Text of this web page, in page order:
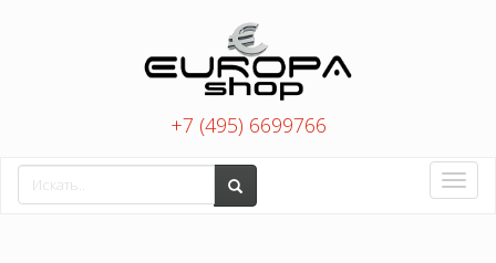
+7 (495) 6699766
Toggle